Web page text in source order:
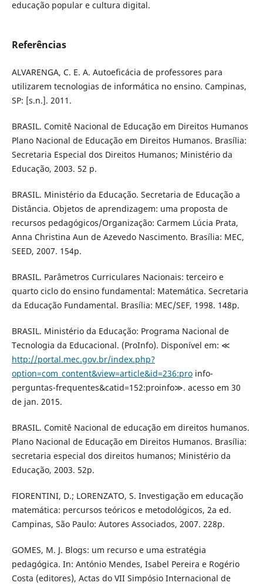
educação popular e cultura digital.
Referências
ALVARENGA, C. E. A. Autoeficácia de professores para
utilizarem tecnologias de informática no ensino. Campinas,
SP: [s.n.]. 2011.
BRASIL. Comitê Nacional de Educação em Direitos Humanos
Plano Nacional de Educação em Direitos Humanos. Brasília:
Secretaria Especial dos Direitos Humanos; Ministério da
Educação, 2003. 52 p.
BRASIL. Ministério da Educação. Secretaria de Educação a
Distância. Objetos de aprendizagem: uma proposta de
recursos pedagógicos/Organização: Carmem Lúcia Prata,
Anna Christina Aun de Azevedo Nascimento. Brasília: MEC,
SEED, 2007. 154p.
BRASIL. Parâmetros Curriculares Nacionais: terceiro e
quarto ciclo do ensino fundamental: Matemática. Secretaria
da Educação Fundamental. Brasília: MEC/SEF, 1998. 148p.
BRASIL. Ministério da Educação: Programa Nacional de
Tecnologia da Educacional. (ProInfo). Disponível em: ≪
http://portal.mec.gov.br/index.php?
option=com_content&view=article&id=236:proinfo-
perguntas-frequentes&catid=152:proinfo≫. acesso em 30
de jan. 2015.
BRASIL. Comitê Nacional de educação em direitos humanos.
Plano Nacional de Educação em Direitos Humanos. Brasília:
secretaria especial dos direitos humanos; Ministério da
Educação, 2003. 52p.
FIORENTINI, D.; LORENZATO, S. Investigação em educação
matemática: percursos teóricos e metodológicos, 2a ed.
Campinas, São Paulo: Autores Associados, 2007. 228p.
GOMES, M. J. Blogs: um recurso e uma estratégia
pedagógica. In: António Mendes, Isabel Pereira e Rogério
Costa (editores), Actas do VII Simpósio Internacional de